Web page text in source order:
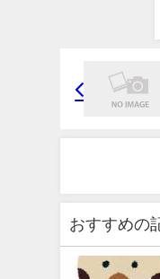
おすすめの